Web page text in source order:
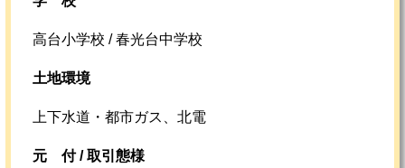
高台小学校 / 春光台中学校
土地環境
上下水道・都市ガス、北電
元 付 /取引態様